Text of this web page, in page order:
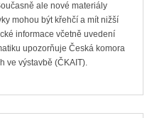
ale nové materiály
mohou být křehčí a mít nižší
informace včetně uvedení
upozorňuje Česká komora
ve výstavbě (ČKAIT).